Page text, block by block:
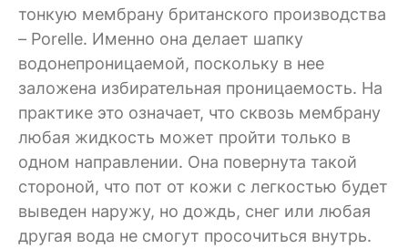
тонкую мембрану британского производства
– Porelle. Именно она делает шапку
водонепроницаемой, поскольку в нее
заложена избирательная проницаемость. На
практике это означает, что сквозь мембрану
любая жидкость может пройти только в
одном направлении. Она повернута такой
стороной, что пот от кожи с легкостью будет
выведен наружу, но дождь, снег или любая
другая вода не смогут просочиться внутрь.